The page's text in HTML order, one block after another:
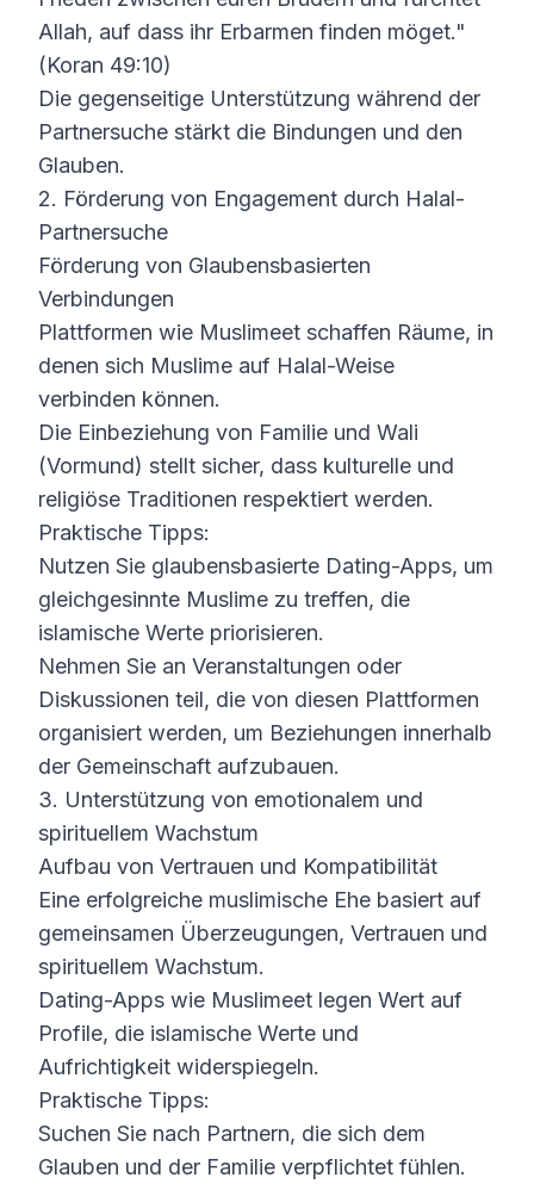
Allah, auf dass ihr Erbarmen finden möget."
(Koran 49:10)
Die gegenseitige Unterstützung während der
Partnersuche stärkt die Bindungen und den
Glauben.
2. Förderung von Engagement durch Halal-
Partnersuche
Förderung von Glaubensbasierten
Verbindungen
Plattformen wie Muslimeet schaffen Räume, in
denen sich Muslime auf Halal-Weise
verbinden können.
Die Einbeziehung von Familie und Wali
(Vormund) stellt sicher, dass kulturelle und
religiöse Traditionen respektiert werden.
Praktische Tipps:
Nutzen Sie glaubensbasierte Dating-Apps, um
gleichgesinnte Muslime zu treffen, die
islamische Werte priorisieren.
Nehmen Sie an Veranstaltungen oder
Diskussionen teil, die von diesen Plattformen
organisiert werden, um Beziehungen innerhalb
der Gemeinschaft aufzubauen.
3. Unterstützung von emotionalem und
spirituellem Wachstum
Aufbau von Vertrauen und Kompatibilität
Eine erfolgreiche muslimische Ehe basiert auf
gemeinsamen Überzeugungen, Vertrauen und
spirituellem Wachstum.
Dating-Apps wie Muslimeet legen Wert auf
Profile, die islamische Werte und
Aufrichtigkeit widerspiegeln.
Praktische Tipps:
Suchen Sie nach Partnern, die sich dem
Glauben und der Familie verpflichtet fühlen.